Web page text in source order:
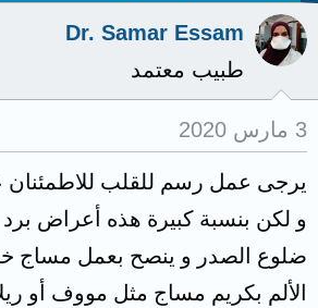
Dr. Samar Essam
طبيب معتمد
3 مارس 2020
يرجى عمل رسم للقلب
و لكن بنسبة كبيرة هذه أعراض
ضلوع الصدر و ينصح بعمل مساج
الألم بكريم مساج مثل مووف أو